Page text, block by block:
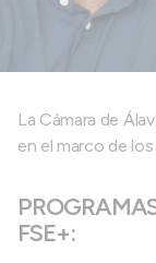
La Cámara de
en el marco de
FSE+: